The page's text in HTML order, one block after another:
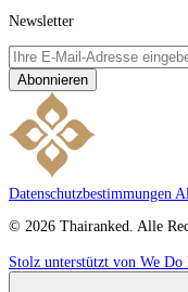
Newsletter
Abonnieren
Datenschutzbestimmungen
© 2026 Thairanked. Alle
Stolz unterstützt von We